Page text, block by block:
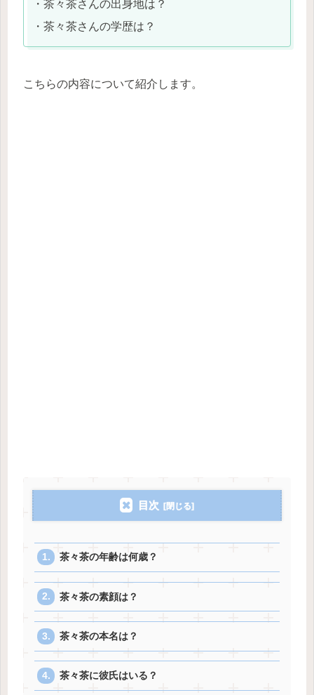
・茶々茶さんの出身地は？
・茶々茶さんの学歴は？
こちらの内容について紹介します。
目次
茶々茶の年齢は何歳？
茶々茶の素顔は？
茶々茶の本名は？
茶々茶に彼氏はいる？